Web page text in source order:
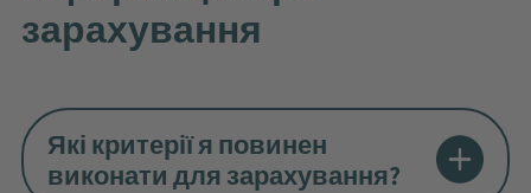
зарахування
Які критерії я повинен
виконати для зарахування?